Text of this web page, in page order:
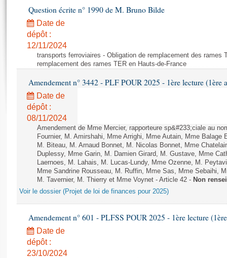
Propositions de loi
Amendements
Textes adoptés
Rapports d'information
Rapports sur l'application des lois
Baromètre de l’application des lois
Dossiers législatifs
Budget et sécurité sociale
Questions écrites et orales
Comptes rendus des débats
Histoire
Juniors
Anciennes législatures
Liens vers les sites publics
Photos libres de droit
Question écrite n° 1990 de M. Bruno Bilde
Date de
dépôt :
12/11/2024
transports ferroviaires - Obligation de remplacement des rames
remplacement des rames TER en Hauts-de-France
Amendement n° 3442 - PLF POUR 2025 - 1ère lecture (1ère
Date de
dépôt :
08/11/2024
Amendement de Mme Mercier, rapporteure sp&#233;ciale au
Fournier, M. Amirshahi, Mme Arrighi, Mme Autain, Mme
M. Biteau, M. Arnaud Bonnet, M. Nicolas Bonnet, Mme
Duplessy, Mme Garin, M. Damien Girard, M. Gustave, Mme
Laernoes, M. Lahais, M. Lucas-Lundy, Mme Ozenne, M.
Mme Sandrine Rousseau, M. Ruffin, Mme Sas, Mme Sebaihi,
M. Tavernier, M. Thierry et Mme Voynet - Article 42 - Non
Voir le dossier (Projet de loi de finances pour 2025)
Amendement n° 601 - PLFSS POUR 2025 - 1ère lecture
Date de
dépôt :
23/10/2024